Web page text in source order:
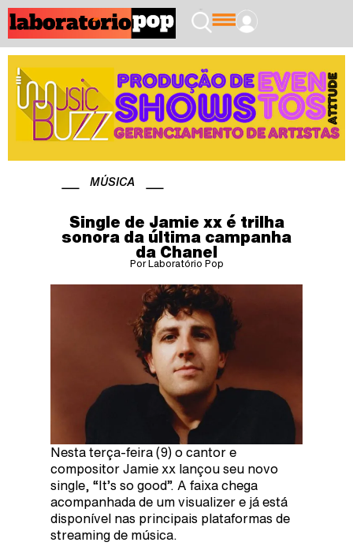
MÚSICA
Single de Jamie xx é trilha
sonora da última campanha
da Chanel
Por Laboratório Pop
Nesta terça-feira (9) o cantor e
compositor Jamie xx lançou seu novo
single, “It’s so good”. A faixa chega
acompanhada de um visualizer e já está
disponível nas principais plataformas de
streaming de música.